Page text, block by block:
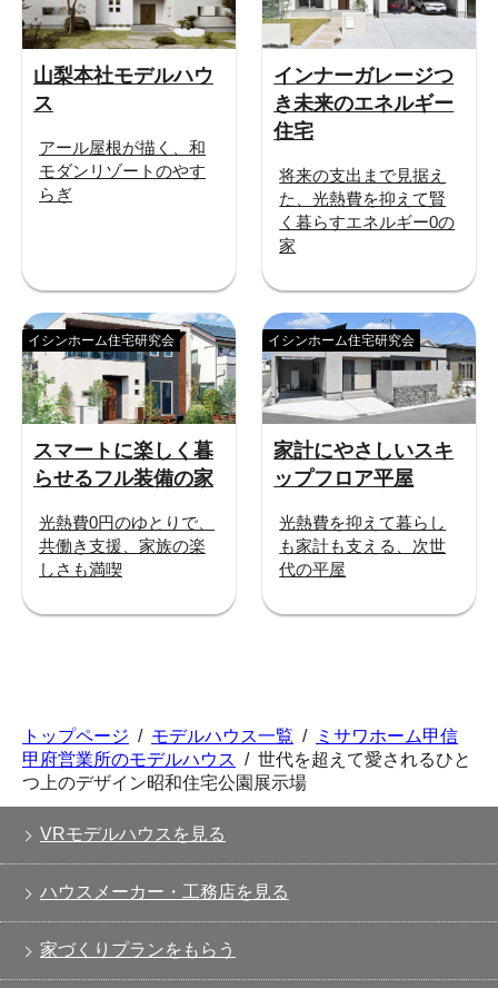
山梨本社モデルハウ
ス
アール屋根が描く、和
モダンリゾートのやす
らぎ
インナーガレージつ
き未来のエネルギー
住宅
将来の支出まで見据え
た、光熱費を抑えて賢
く暮らすエネルギー0の
家
スマートに楽しく暮
らせるフル装備の家
イシンホーム住宅研究会
光熱費0円のゆとりで、
共働き支援、家族の楽
しさも満喫
家計にやさしいスキ
ップフロア平屋
イシンホーム住宅研究会
光熱費を抑えて暮らし
も家計も支える、次世
代の平屋
トップページ / モデルハウス一覧 /
ミサワホーム甲信
甲府営業所のモデルハウス / 世代を超えて愛されるひと
つ上のデザイン昭和住宅公園展示場
VRモデルハウスを見る
ハウスメーカー・工務店を見る
家づくりプランをもらう